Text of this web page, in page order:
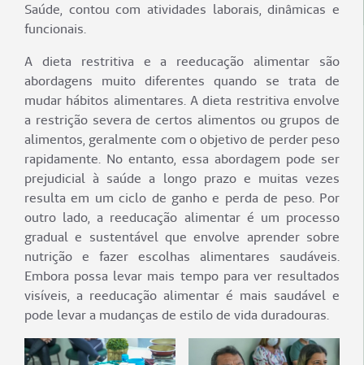
Saúde, contou com atividades laborais, dinâmicas e
funcionais.
A dieta restritiva e a reeducação alimentar são
abordagens muito diferentes quando se trata de
mudar hábitos alimentares. A dieta restritiva envolve
a restrição severa de certos alimentos ou grupos de
alimentos, geralmente com o objetivo de perder peso
rapidamente. No entanto, essa abordagem pode ser
prejudicial à saúde a longo prazo e muitas vezes
resulta em um ciclo de ganho e perda de peso. Por
outro lado, a reeducação alimentar é um processo
gradual e sustentável que envolve aprender sobre
nutrição e fazer escolhas alimentares saudáveis.
Embora possa levar mais tempo para ver resultados
visíveis, a reeducação alimentar é mais saudável e
pode levar a mudanças de estilo de vida duradouras.